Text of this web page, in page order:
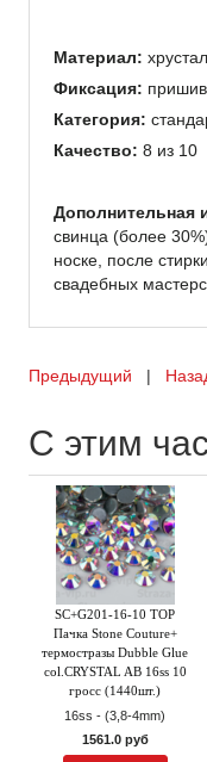
Материал:
Фиксация:
Категория:
Качество: 8 из 10
Дополнительная
свинца (более
носке, после
свадебных
Предыдущий |
С этим
SC+G201-16-10 TOP
Пачка Stone Couture+
термостразы Dubble Glue
col.CRYSTAL AB 16ss 10
гросс (1440шт.)
16ss - (3,8-4mm)
1561.0 руб